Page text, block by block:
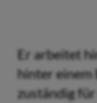
Er arbeitet
hinter einem
zuständig